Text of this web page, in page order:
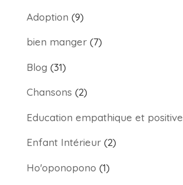
Adoption (9)
bien manger(7)
Blog (31)
Chansons (2)
Education empathique et positive
Enfant Intérieur(2)
Ho'oponopono (1)